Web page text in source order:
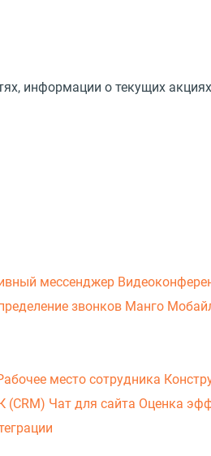
информации о текущих
мессенджер
звонков Манго
место сотрудника
(CRM) Чат для сайта Оценка